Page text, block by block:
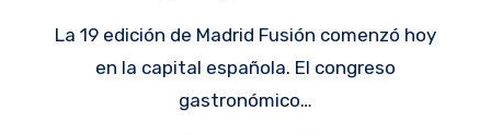
La 19 edición de Madrid Fusión comenzó hoy
en la capital española. El congreso
gastronómico…